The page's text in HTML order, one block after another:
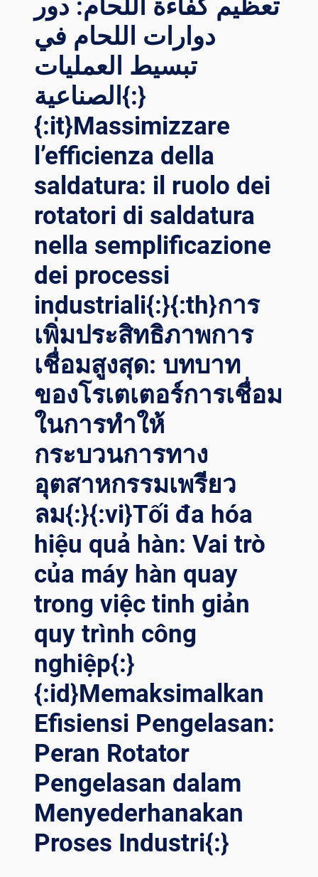
تعظيم كفاءة اللحام: دور
دوارات اللحام في
تبسيط العمليات
الصناعية{:}
{:it}Massimizzare
l’efficienza della
saldatura: il ruolo dei
rotatori di saldatura
nella semplificazione
dei processi
industriali{:}{:th}การ
เพิ่มประสิทธิภาพการ
เชื่อมสูงสุด: บทบาท
ของโรเตเตอร์การเชื่อม
ในการทำให้
กระบวนการทาง
อุตสาหกรรมเพรียว
ลม{:}{:vi}Tối đa hóa
hiệu quả hàn: Vai trò
của máy hàn quay
trong việc tinh giản
quy trình công
nghiệp{:}
{:id}Memaksimalkan
Efisiensi Pengelasan:
Peran Rotator
Pengelasan dalam
Menyederhanakan
Proses Industri{:}